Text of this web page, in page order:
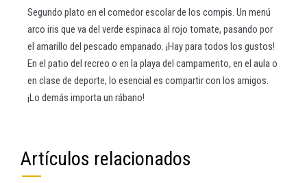
Segundo plato en el comedor escolar de los compis. Un menú
arco iris que va del verde espinaca al rojo tomate, pasando por
el amarillo del pescado empanado. ¡Hay para todos los gustos!
En el patio del recreo o en la playa del campamento, en el aula o
en clase de deporte, lo esencial es compartir con los amigos.
¡Lo demás importa un rábano!
Artículos relacionados